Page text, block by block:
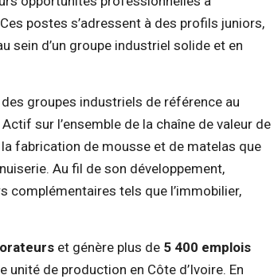
postes s’adressent à des profils juniors,
sein d’un groupe industriel solide et en
des groupes industriels de référence au
sur l’ensemble de la chaîne de valeur de
fabrication de mousse et de matelas que
Au fil de son développement,
complémentaires tels que l’immobilier,
et génère plus de 5 400 emplois
unité de production en Côte d’Ivoire. En